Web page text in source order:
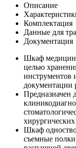
Описание
Комплектация
Данные для
Документация
Шкаф
целью
инструментов
документации
Предназначен
Шкаф
съемные